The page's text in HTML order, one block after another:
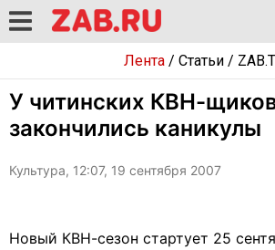
Лента/ Статьи/
У читинских КВН-
закончились каникулы
Культура, 12:07, 19 сентября 2007
Новый КВН-сезон стартует 25